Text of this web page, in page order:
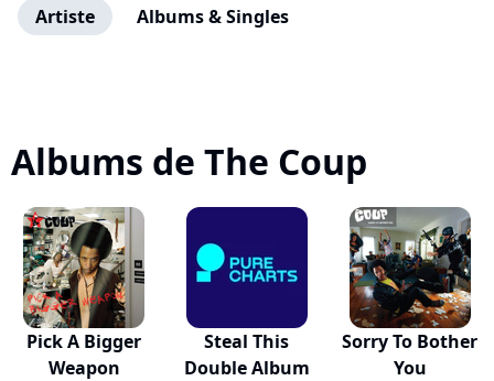
Artiste Albums & Singles
Albums de The Coup
Pick A Bigger
Weapon
Steal This
Double Album
Sorry To Bother
You